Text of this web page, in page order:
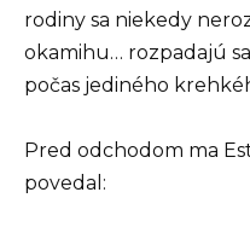
rodiny sa niekedy
okamihu… rozpadajú
počas jediného
Pred odchodom ma
povedal: